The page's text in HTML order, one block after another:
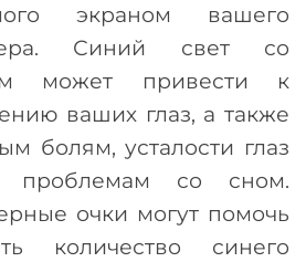
экраном вашего
Синий свет со
может привести к
ваших глаз, а также
болям, усталости глаз
со сном.
очки могут помочь
количество синего